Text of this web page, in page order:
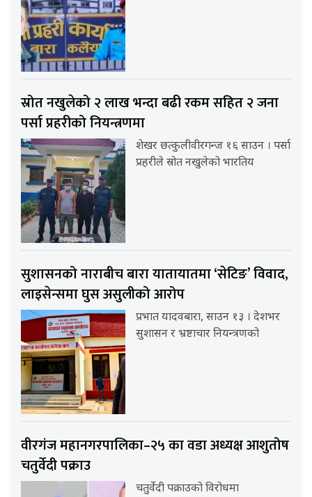
स्रोत नखुलेको २ लाख भन्दा बढी रकम सहित २ जना
पर्सा प्रहरीको नियन्त्रणमा
शेखर छत्कुलीवीरगन्ज १६ साउन । पर्सा
प्रहरीले स्रोत नखुलेको भारतिय
सुशासनको नाराबीच बारा यातायातमा ‘सेटिङ’ विवाद,
लाइसेन्समा घुस असुलीको आरोप
प्रभात यादवबारा, साउन १३ । देशभर
सुशासन र भ्रष्टाचार नियन्त्रणको
वीरगंज महानगरपालिका–२५ का वडा अध्यक्ष आशुतोष
चतुर्वेदी पक्राउ
चतुर्वेदी पक्राउको विरोधमा